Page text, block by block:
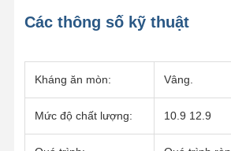
Các thông số kỹ thuật
Kháng ăn mòn: Vâng.
Mức độ chất lượng: 10.9 12.9